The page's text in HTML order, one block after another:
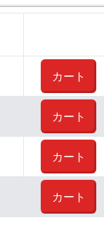
カート
カート
カート
カート